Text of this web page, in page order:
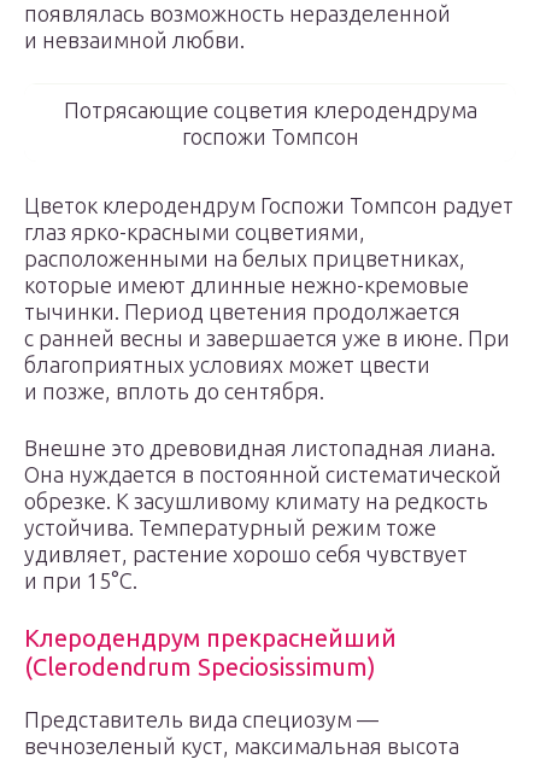
появлялась возможность неразделенной
и невзаимной любви.
Потрясающие соцветия клеродендрума
госпожи Томпсон
Цветок клеродендрум Госпожи Томпсон радует
глаз ярко-красными соцветиями,
расположенными на белых прицветниках,
которые имеют длинные нежно-кремовые
тычинки. Период цветения продолжается
с ранней весны и завершается уже в июне. При
благоприятных условиях может цвести
и позже, вплоть до сентября.
Внешне это древовидная листопадная лиана.
Она нуждается в постоянной систематической
обрезке. К засушливому климату на редкость
устойчива. Температурный режим тоже
удивляет, растение хорошо себя чувствует
и при 15°С.
Клеродендрум прекраснейший
(Clerodendrum Speciosissimum)
Представитель вида специозум —
вечнозеленый куст, максимальная высота